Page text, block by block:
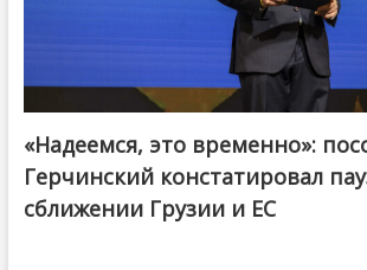
«Надеемся, это временно»:
Герчинский констатировал
сближении Грузии и ЕС